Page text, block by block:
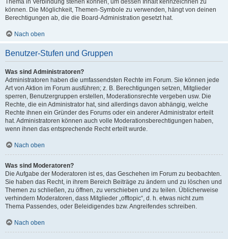
Thema in Verbindung stehen können, um dessen Inhalt kennzeichnen zu
können. Die Möglichkeit, Themen-Symbole zu verwenden, hängt von deinen
Berechtigungen ab, die die Board-Administration gesetzt hat.
Nach oben
Benutzer-Stufen und Gruppen
Was sind Administratoren?
Administratoren haben die umfassendsten Rechte im Forum. Sie können jede
Art von Aktion im Forum ausführen; z. B. Berechtigungen setzen, Mitglieder
sperren, Benutzergruppen erstellen, Moderationsrechte vergeben usw. Die
Rechte, die ein Administrator hat, sind allerdings davon abhängig, welche
Rechte ihnen ein Gründer des Forums oder ein anderer Administrator erteilt
hat. Administratoren können auch volle Moderationsberechtigungen haben,
wenn ihnen das entsprechende Recht erteilt wurde.
Nach oben
Was sind Moderatoren?
Die Aufgabe der Moderatoren ist es, das Geschehen im Forum zu beobachten.
Sie haben das Recht, in ihrem Bereich Beiträge zu ändern und zu löschen und
Themen zu schließen, zu öffnen, zu verschieben und zu teilen. Üblicherweise
verhindern Moderatoren, dass Mitglieder „offtopic“, d. h. etwas nicht zum
Thema Passendes, oder Beleidigendes bzw. Angreifendes schreiben.
Nach oben